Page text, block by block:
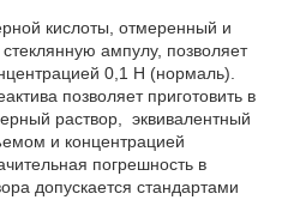
кислоты, отмеренный и
ампулу, позволяет
0,1 H (нормаль).
позволяет приготовить в
раствор, эквивалентный
и концентрацией
погрешность в
допускается стандартами